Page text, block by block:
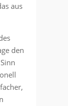
aus
den